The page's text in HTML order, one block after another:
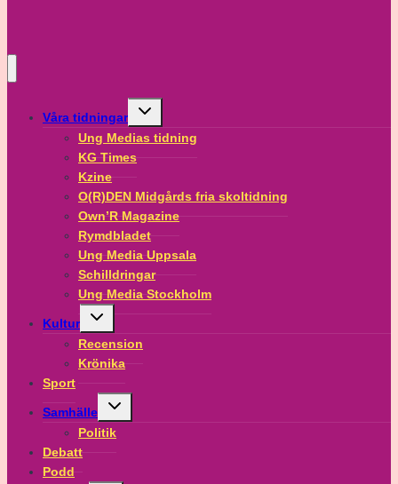
Våra tidningar
Toggle
menu
Ung Medias tidning
KG Times
Kzine
O(R)DEN Midgårds fria skoltidning
Own’R Magazine
Rymdbladet
Ung Media Uppsala
Schilldringar
Ung Media Stockholm
Kultur
Toggle
menu
Recension
Krönika
Sport
Samhälle
Toggle
menu
Politik
Debatt
Podd